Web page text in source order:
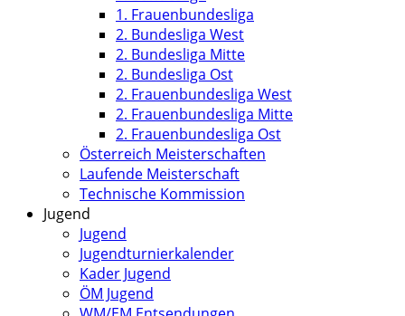
1. Frauenbundesliga
2. Bundesliga West
2. Bundesliga Mitte
2. Bundesliga Ost
2. Frauenbundesliga West
2. Frauenbundesliga Mitte
2. Frauenbundesliga Ost
Österreich Meisterschaften
Laufende Meisterschaft
Technische Kommission
Jugend
Jugend
Jugendturnierkalender
Kader Jugend
ÖM Jugend